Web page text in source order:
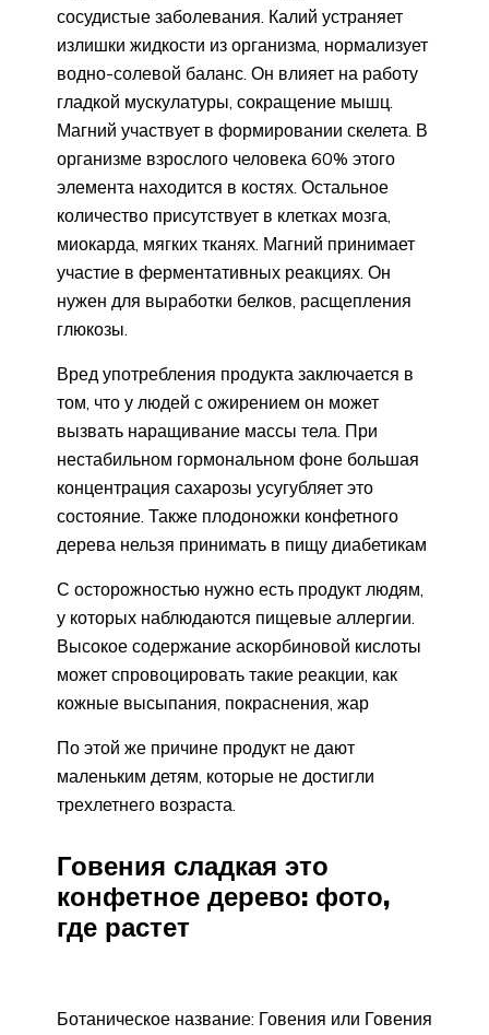
сосудистые заболевания. Калий устраняет
излишки жидкости из организма, нормализует
водно-солевой баланс. Он влияет на работу
гладкой мускулатуры, сокращение мышц.
Магний участвует в формировании скелета. В
организме взрослого человека 60% этого
элемента находится в костях. Остальное
количество присутствует в клетках мозга,
миокарда, мягких тканях. Магний принимает
участие в ферментативных реакциях. Он
нужен для выработки белков, расщепления
глюкозы.
Вред употребления продукта заключается в
том, что у людей с ожирением он может
вызвать наращивание массы тела. При
нестабильном гормональном фоне большая
концентрация сахарозы усугубляет это
состояние. Также плодоножки конфетного
дерева нельзя принимать в пищу диабетикам
С осторожностью нужно есть продукт людям,
у которых наблюдаются пищевые аллергии.
Высокое содержание аскорбиновой кислоты
может спровоцировать такие реакции, как
кожные высыпания, покраснения, жар
По этой же причине продукт не дают
маленьким детям, которые не достигли
трехлетнего возраста.
Говения сладкая это
конфетное дерево: фото,
где растет
Ботаническое название: Говения или Говения